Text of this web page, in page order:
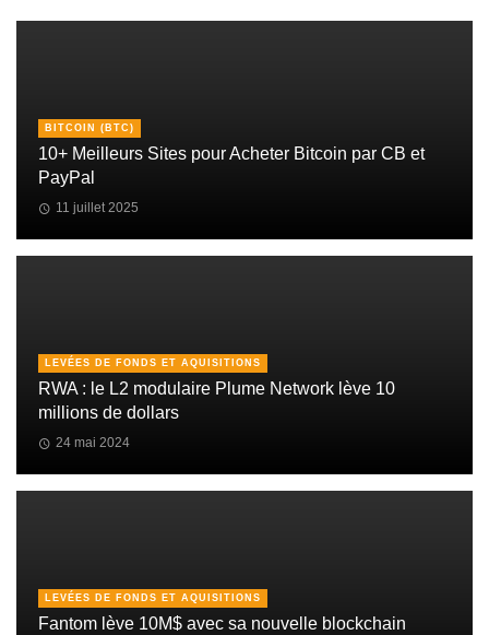
BITCOIN (BTC)
10+ Meilleurs Sites pour Acheter Bitcoin par CB et
PayPal
11 juillet 2025
LEVÉES DE FONDS ET AQUISITIONS
RWA : le L2 modulaire Plume Network lève 10
millions de dollars
24 mai 2024
LEVÉES DE FONDS ET AQUISITIONS
Fantom lève 10M$ avec sa nouvelle blockchain